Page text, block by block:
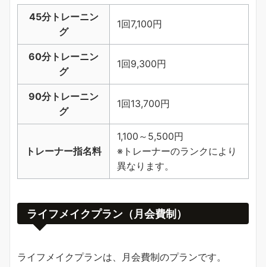
45分トレーニン
グ
1回7,100円
60分トレーニン
グ
1回9,300円
90分トレーニン
グ
1回13,700円
トレーナー指名料
1,100～5,500円
※トレーナーのランクにより
異なります。
ライフメイクプラン（月会費制）
ライフメイクプランは、月会費制のプランです。